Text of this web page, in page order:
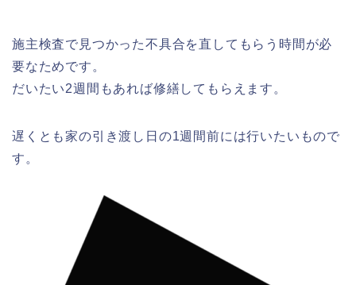
施主検査で見つかった不具合を直してもらう時間が必
要なためです。
だいたい2週間もあれば修繕してもらえます。
遅くとも家の引き渡し日の1週間前には行いたいもので
す。